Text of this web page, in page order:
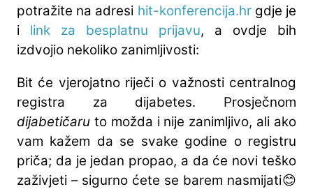
potražite na adresi hit-konferencija.hrgdje je
i link za besplatnu prijavu, a ovdje bih
izdvojio nekoliko zanimljivosti:
Bit će vjerojatno riječi o važnosti centralnog
registra za dijabetes. Prosječnom
dijabetičaru to možda i nije zanimljivo, ali ako
vam kažem da se svake godine o registru
priča; da je jedan propao, a da će novi teško
zaživjeti – sigurno ćete se barem nasmijati😊